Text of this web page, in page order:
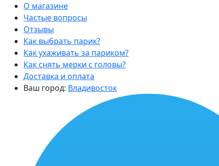
О магазине
Частые вопросы
Отзывы
Как выбрать парик?
Как ухаживать за париком?
Как снять мерки с головы?
Доставка и оплата
Ваш город: Владивосток